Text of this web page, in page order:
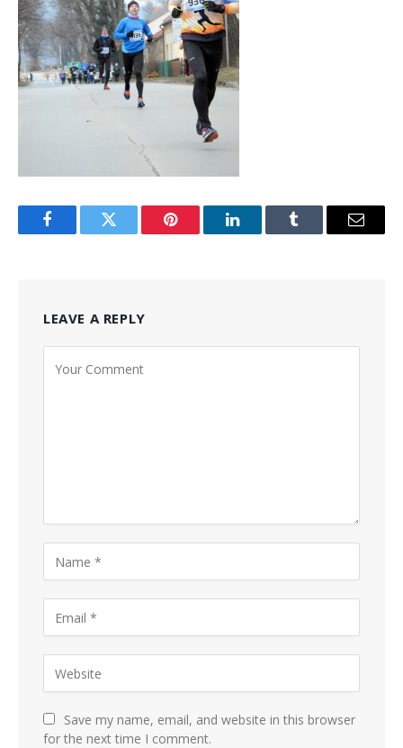
FacebookTwitter Pinterest LinkedInTumblr Email
LEAVE A REPLY
Save my name, email, and website in this browser
for the next time I comment.